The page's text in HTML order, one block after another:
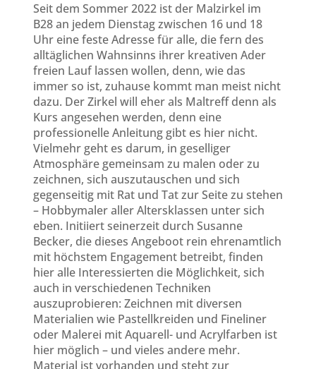
Seit dem Sommer 2022 ist der Malzirkel im
B28 an jedem Dienstag zwischen 16 und 18
Uhr eine feste Adresse für alle, die fern des
alltäglichen Wahnsinns ihrer kreativen Ader
freien Lauf lassen wollen, denn, wie das
immer so ist, zuhause kommt man meist nicht
dazu. Der Zirkel will eher als Maltreff denn als
Kurs angesehen werden, denn eine
professionelle Anleitung gibt es hier nicht.
Vielmehr geht es darum, in geselliger
Atmosphäre gemeinsam zu malen oder zu
zeichnen, sich auszutauschen und sich
gegenseitig mit Rat und Tat zur Seite zu stehen
– Hobbymaler aller Altersklassen unter sich
eben. Initiiert seinerzeit durch Susanne
Becker, die dieses Angeboot rein ehrenamtlich
mit höchstem Engagement betreibt, finden
hier alle Interessierten die Möglichkeit, sich
auch in verschiedenen Techniken
auszuprobieren: Zeichnen mit diversen
Materialien wie Pastellkreiden und Fineliner
oder Malerei mit Aquarell- und Acrylfarben ist
hier möglich – und vieles andere mehr.
Material ist vorhanden und steht zur